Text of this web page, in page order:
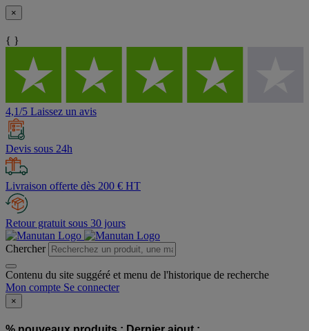
×
{ }
4,1/5 Laissez un avis
Devis sous 24h
Livraison offerte dès 200 € HT
Retour gratuit sous 30 jours
Chercher
Contenu du site suggéré et menu de l'historique de recherche
Mon compte Se connecter
×